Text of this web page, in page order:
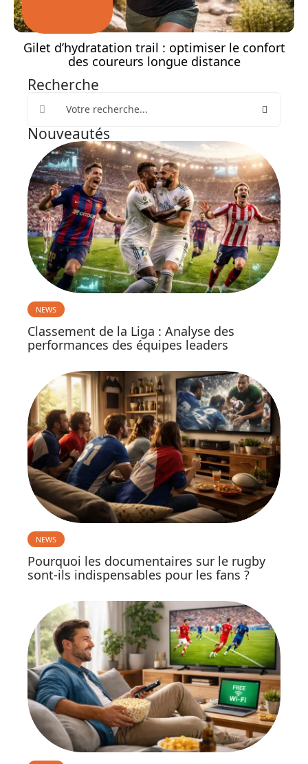
Gilet d’hydratation trail : optimiser le confort
des coureurs longue distance
Recherche
Nouveautés
NEWS
Classement de la Liga : Analyse des
performances des équipes leaders
NEWS
Pourquoi les documentaires sur le rugby
sont-ils indispensables pour les fans ?